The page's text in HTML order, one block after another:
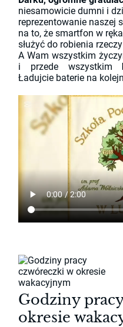
niesamowicie dumni i
reprezentowanie naszej
na to, że smartfon w
służyć do robienia
A Wam wszystkim
i przede wszystkim
Ładujcie baterie na
Godziny
okresie